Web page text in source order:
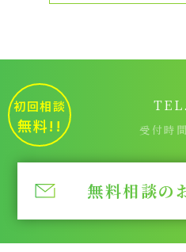
初回相談
無料!!
TEL.
受付時
無料相談の